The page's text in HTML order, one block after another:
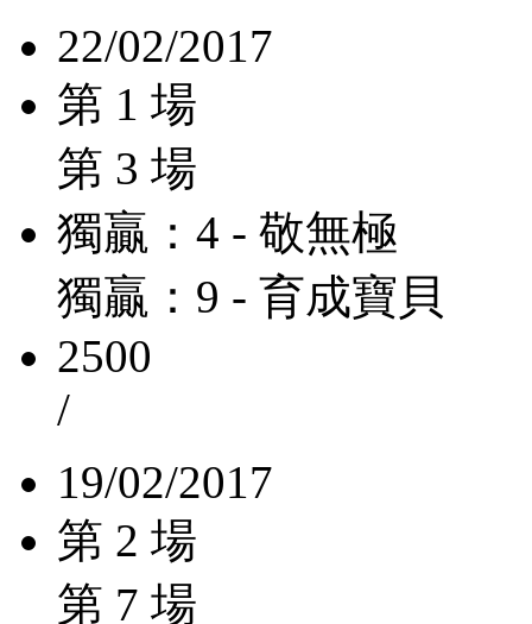
22/02/2017
第 1 場
第 3 場
獨贏：4 - 敬無極
獨贏：9 - 育成寶貝
2500
/
19/02/2017
第 2 場
第 7 場